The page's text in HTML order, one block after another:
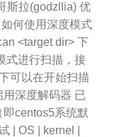
斯拉(godzllia) 优
何使用深度模式
<target dir> 下
式进行扫描，接
可以在开始扫描
深度解码器 已
centos5系统默
| OS | kernel |